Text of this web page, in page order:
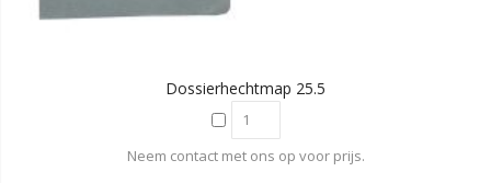
Dossierhechtmap 25.5
Neem contact met ons op voor prijs.